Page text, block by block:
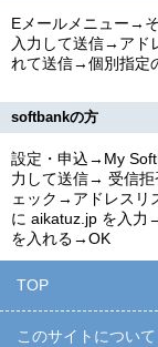
Eメールメニュー→
入力して送信→アド
れて送信→個別指定
softbankの方
設定・申込→My
力して送信→ 受信
ェック→アドレスリ
に aikatuz.jp を入力
を入れる→OK
TOP
このサイトについて